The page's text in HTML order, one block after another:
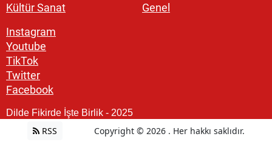
Kültür Sanat
Genel
Instagram
Youtube
TikTok
Twitter
Facebook
Dilde Fikirde İşte Birlik - 2025
RSS Copyright © 2026 . Her hakkı saklıdır.